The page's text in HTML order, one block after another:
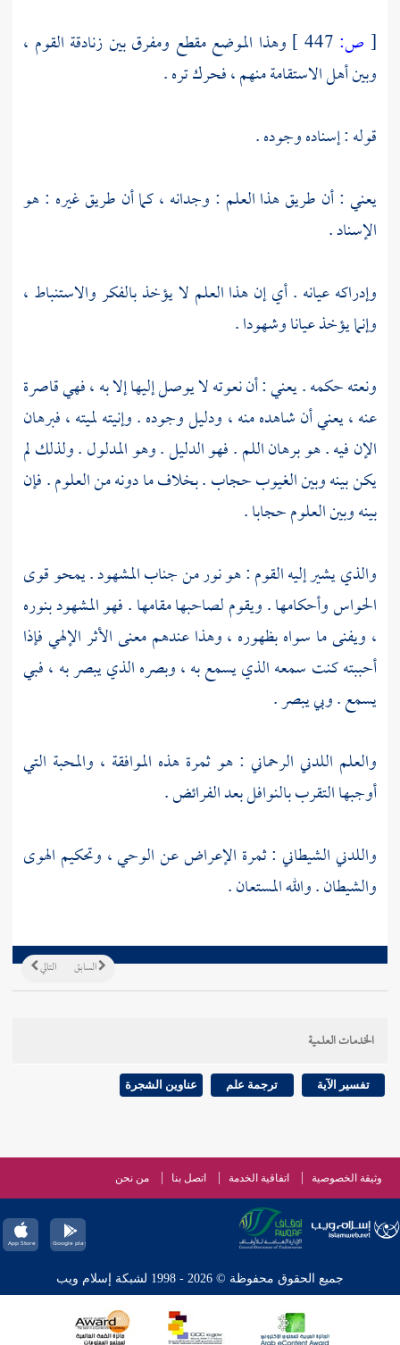
[ ص:
وهذا الموضع مقطع ومفرق بين زنادقة القوم ،
وبين أهل الاستقامة منهم ، فحرك تره .
قوله : إسناده وجوده .
يعني : أن طريق هذا العلم : وجدانه ، كما أن طريق غيره : هو
الإسناد .
وإدراكه عيانه . أي إن هذا العلم لا يؤخذ بالفكر والاستنباط ،
وإنما يؤخذ عيانا وشهودا .
ونعته حكمه . يعني : أن نعوته لا يوصل إليها إلا به ، فهي قاصرة
عنه ، يعني أن شاهده منه ، ودليل وجوده . وإنيته لميته ، فبرهان
الإن فيه . هو برهان اللم . فهو الدليل . وهو المدلول . ولذلك لم
يكن بينه وبين الغيوب حجاب . بخلاف ما دونه من العلوم . فإن
بينه وبين العلوم حجابا .
والذي يشير إليه القوم : هو نور من جناب المشهود . يمحو قوى
الحواس وأحكامها . ويقوم لصاحبها مقامها . فهو المشهود بنوره
، ويفنى ما سواه بظهوره ، وهذا عندهم معنى الأثر الإلهي فإذا
أحببته كنت سمعه الذي يسمع به ، وبصره الذي يبصر به ، فبي
يسمع . وبي يبصر .
والعلم اللدني الرحماني : هو ثمرة هذه الموافقة ، والمحبة التي
أوجبها التقرب بالنوافل بعد الفرائض .
واللدني الشيطاني : ثمرة الإعراض عن الوحي ، وتحكيم الهوى
والشيطان . والله المستعان .
التالي السابق
الخدمات العلمية
تفسير الآية ترجمة علم عناوين الشجرة
وثيقة الخصوصية اتفاقية الخدمة اتصل بنا من نحن
جميع الحقوق محفوظة © 2026 - 1998 لشبكة إسلام ويب